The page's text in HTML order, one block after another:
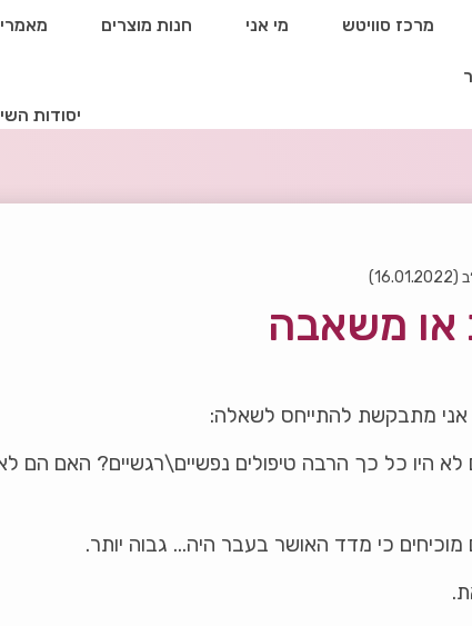
מרכז סוויטש מי אני חנות מוצרים
יסודות
משאבה
מתבקשת להתייחס לשאלה:
היו כל כך הרבה טיפולים נפשיים\רגשיים? האם הם
מוכיחים כי מדד האושר בעבר היה… גבוה יותר.